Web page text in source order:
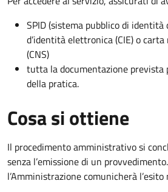
SPID (sistema pubblico di
d’identità elettronica (CIE) o
(CNS)
tutta la documentazione prevista
della pratica.
Cosa si ottiene
Il procedimento amministrativo si
senza l’emissione di un
l’Amministrazione comunicherà l’esito